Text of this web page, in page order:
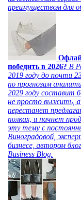
преимуществом для
победить в 2026? В
2019 году до почти
по прогнозам
2029 году составит
не просто выжить, а
перестанет
полках, и начнет
эту тему с
Виноградовой,
бизнесе, автором
Business Blog.